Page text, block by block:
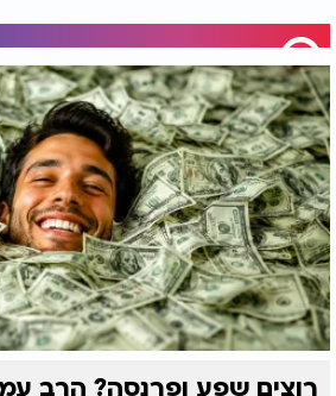
רוצים שפע ופרנסה? הרב